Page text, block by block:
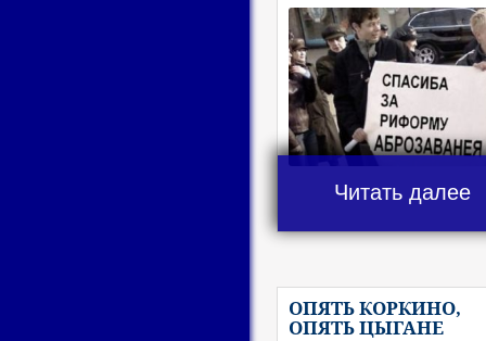
Читать далее
ОПЯТЬ КОРКИНО,
ОПЯТЬ ЦЫГАНЕ